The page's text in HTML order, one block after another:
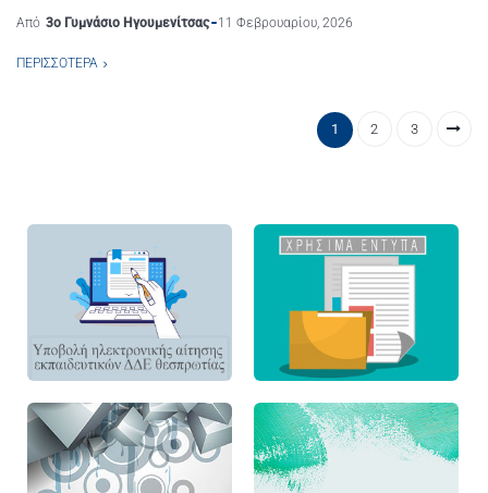
Από 3ο Γυμνάσιο Ηγουμενίτσας 11 Φεβρουαρίου, 2026
ΠΕΡΙΣΣΌΤΕΡΑ
1 2 3